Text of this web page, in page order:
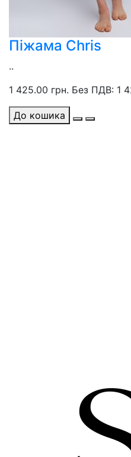
Піжама Chris
..
1 425.00 грн. Без ПДВ: 1
До кошика